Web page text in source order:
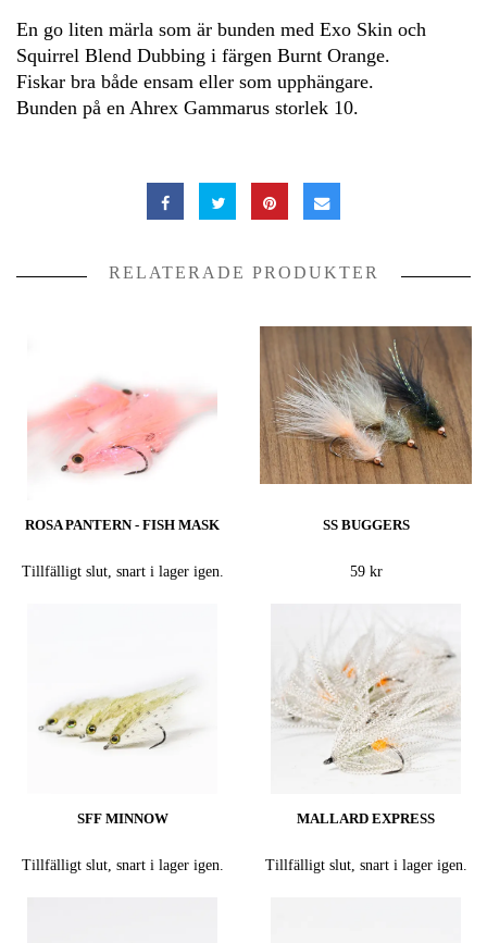
En go liten märla som är bunden med Exo Skin och
Squirrel Blend Dubbing i färgen Burnt Orange.
Fiskar bra både ensam eller som upphängare.
Bunden på en Ahrex Gammarus storlek 10.
RELATERADE PRODUKTER
ROSA PANTERN - FISH MASK
Tillfälligt slut, snart i lager igen.
SS BUGGERS
59 kr
SFF MINNOW
Tillfälligt slut, snart i lager igen.
MALLARD EXPRESS
Tillfälligt slut, snart i lager igen.